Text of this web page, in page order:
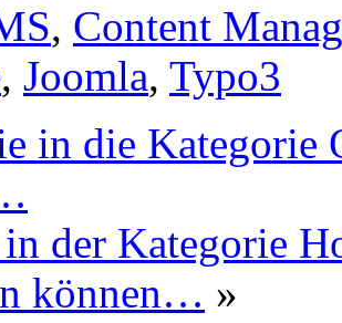
, Content
, Joomla, Typo3
in die Kategorie
der Kategorie
können… »